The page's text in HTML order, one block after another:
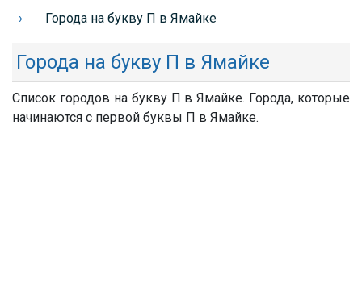
Города на букву П в Ямайке
Города на букву П в Ямайке
Список городов на букву П в Ямайке. Города, которые
начинаются с первой буквы П в Ямайке.